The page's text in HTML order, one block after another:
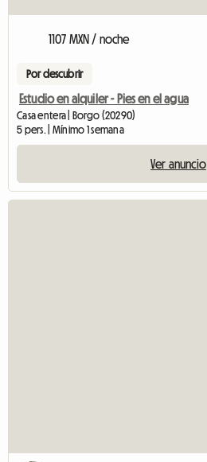
1107 MXN / noche
Por descubrir
Estudio en alquiler - Pies en el agua
Casa entera | Borgo (20290)
5 pers. | Mínimo 1 semana
Ver anuncio